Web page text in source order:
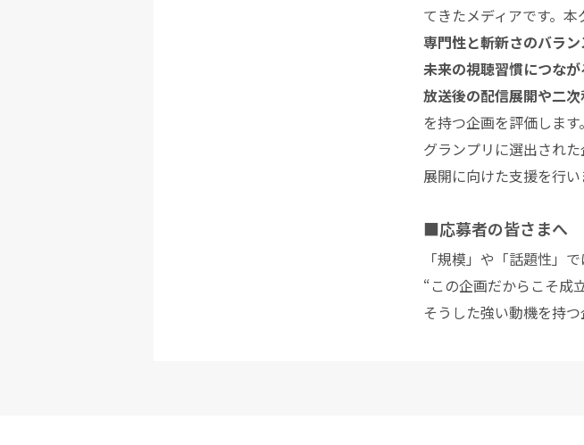
てきたメディアです。
専門性と斬新さのバラン
未来の視聴習慣につな
放送後の配信展開や二
を持つ企画を評価します。
グランプリに選出され
展開に向けた支援を行い
■応募者の皆さまへ
「規模」や「話題性」で
“この企画だからこそ成
そうした強い動機を持